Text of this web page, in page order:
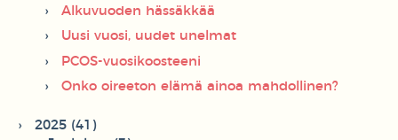
Alkuvuoden hässäkkää
Uusi vuosi, uudet unelmat
PCOS-vuosikoosteeni
Onko oireeton elämä ainoa mahdollinen?
2025 (41)